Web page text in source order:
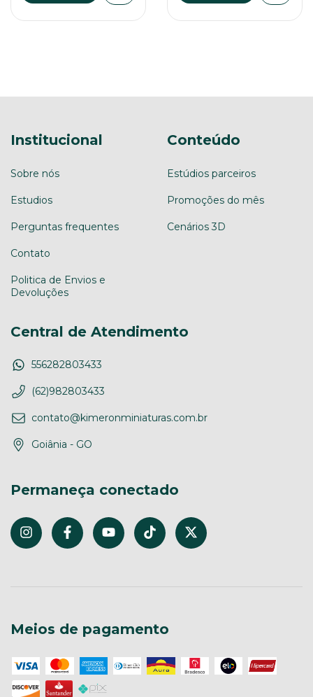
Institucional
Sobre nós
Estudios
Perguntas frequentes
Contato
Politica de Envios e
Devoluções
Conteúdo
Estúdios parceiros
Promoções do mês
Cenários 3D
Central de Atendimento
556282803433
(62)982803433
contato@kimeronminiaturas.com.br
Goiânia - GO
Permaneça conectado
Meios de pagamento